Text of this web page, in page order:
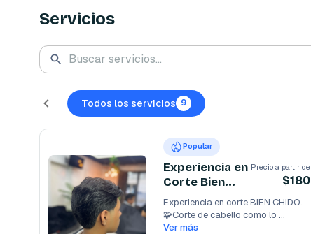
Servicios
Todos los servicios 9
Popular
Experiencia en
Corte Bien
Chido
Precio a partir de
$180
Experiencia en corte BIEN CHIDO.
🧩Corte de cabello como lo
desees. 🧩Masaje
Ver más